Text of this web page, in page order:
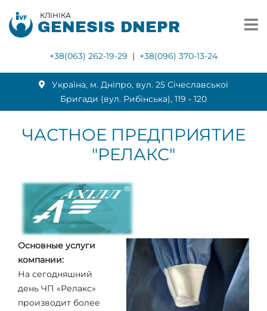
КЛІНІКА
GENESIS DNEPR
+38(063) 262-19-29 | +38(096) 370-13-24
Українa, м. Дніпро, вул. 25 Січеславської
Бригади (вул. Рибінська), 119 ‑ 120
ЧАСТНОЕ ПРЕДПРИЯТИЕ
"РЕЛАКС"
Основные услуги
компании:
На сегодняшний
день ЧП «Релакс»
производит более